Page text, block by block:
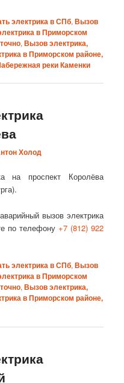
электрика в СПб,Вызов
в Приморском
,Вызов электрика,
в Приморском районе,
реки Каменки
Холод
на проспект Королёва
вызов электрика
по телефону +7 (812) 922
электрика в СПб,Вызов
в Приморском
,Вызов электрика,
в Приморском районе,